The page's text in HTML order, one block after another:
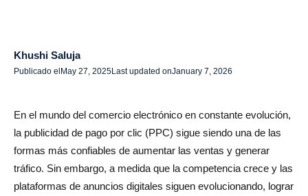
2. Campañas demasiado complicadas
Cómo escalar su estrategia de PPC de comercio
electrónico en 2025
1. Automatice las ofertas y utilice herramientas
impulsadas por la IA
Khushi Saluja
Publicado el May 27, 2025Last updated onJanuary 7, 2026
En el mundo del comercio electrónico en constante evolución,
la publicidad de pago por clic (PPC) sigue siendo una de las
formas más confiables de aumentar las ventas y generar
tráfico. Sin embargo, a medida que la competencia crece y las
plataformas de anuncios digitales siguen evolucionando, lograr